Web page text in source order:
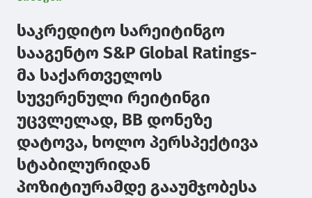
საკრედიტო სარეიტინგო
სააგენტო S&P Global Ratings-
მა საქართველოს
სუვერენული რეიტინგი
უცვლელად, BB დონეზე
დატოვა, ხოლო პერსპექტივა
სტაბილურიდან
პოზიტიურამდე გააუმჯობესა